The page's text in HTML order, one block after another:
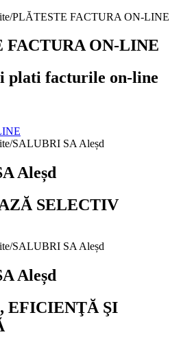
FACTURA ON-LINE
plati facturile on-line
Aleșd
SELECTIV
Aleșd
EFICIENŢĂ ŞI